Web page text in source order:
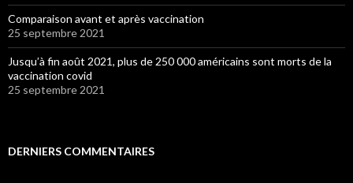
Comparaison avant et après vaccination
25 septembre 2021
Jusqu’à fin août 2021, plus de 250 000 américains sont morts de la
vaccination covid
25 septembre 2021
DERNIERS COMMENTAIRES